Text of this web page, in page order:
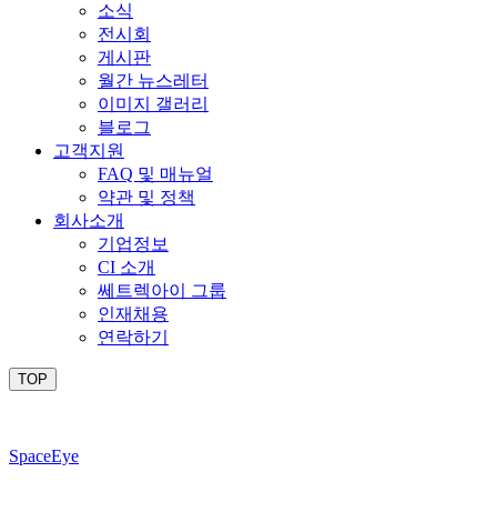
소식
전시회
게시판
월간 뉴스레터
이미지 갤러리
블로그
고객지원
FAQ 및 매뉴얼
약관 및 정책
회사소개
기업정보
CI 소개
쎄트렉아이 그룹
인재채용
연락하기
TOP
SpaceEye